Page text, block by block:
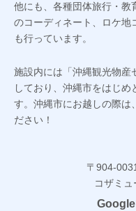
他にも、各種団体旅行・教
のコーディネート、ロケ地
も行っています。
施設内には「沖縄観光物産
しており、沖縄市をはじめ
す。沖縄市にお越しの際は
ださい！
〒904-
コザミ